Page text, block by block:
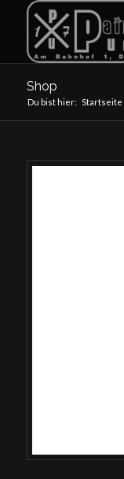
Shop
Du bist hier: Startseite